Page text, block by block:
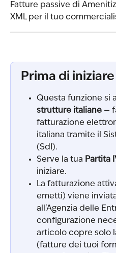
Fatture passive di
XML per il tuo
Prima di iniziare
Questa funzione si
strutture italiane —
fatturazione
italiana tramite il
(SdI).
Serve la tua Partita
iniziare.
La fatturazione
emetti) viene
all'Agenzia delle
configurazione
articolo copre solo
(fatture dei tuoi